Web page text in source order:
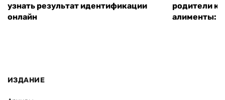
узнать результат идентификации
онлайн
родители
алименты:
ИЗДАНИЕ